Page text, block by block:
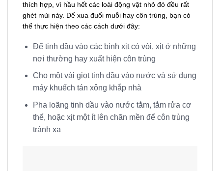
thích hợp, vì hầu hết các loài động vật nhỏ đó đều rất
ghét mùi này. Để xua đuổi muỗi hay côn trùng, bạn có
thể thực hiện theo các cách dưới đây:
Để tinh dầu vào các bình xịt có vòi, xịt ở những
nơi thường hay xuất hiện côn trùng
Cho một vài giọt tinh dầu vào nước và sử dụng
máy khuếch tán xông khắp nhà
Pha loãng tinh dầu vào nước tắm, tắm rửa cơ
thể, hoặc xịt một ít lên chăn mền để côn trùng
tránh xa